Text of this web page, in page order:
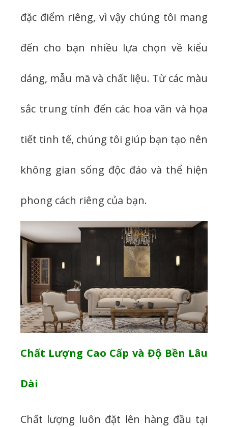
đặc điểm riêng, vì vậy chúng tôi mang
đến cho bạn nhiều lựa chọn về kiểu
dáng, mẫu mã và chất liệu. Từ các màu
sắc trung tính đến các hoa văn và họa
tiết tinh tế, chúng tôi giúp bạn tạo nên
không gian sống độc đáo và thể hiện
phong cách riêng của bạn.
Chất Lượng Cao Cấp và Độ Bền Lâu
Dài
Chất lượng luôn đặt lên hàng đầu tại